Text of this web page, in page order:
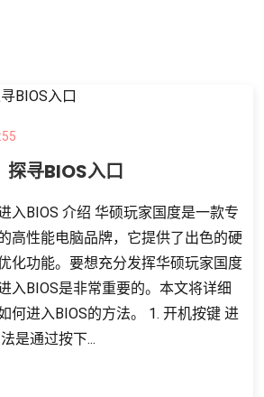
探寻BIOS入口
入BIOS 介绍 华硕玩家国度是一款专
高性能电脑品牌，它提供了出色的硬
化功能。要想充分发挥华硕玩家国度
入BIOS是非常重要的。本文将详细
何进入BIOS的方法。 1. 开机按键 进
是通过按下...